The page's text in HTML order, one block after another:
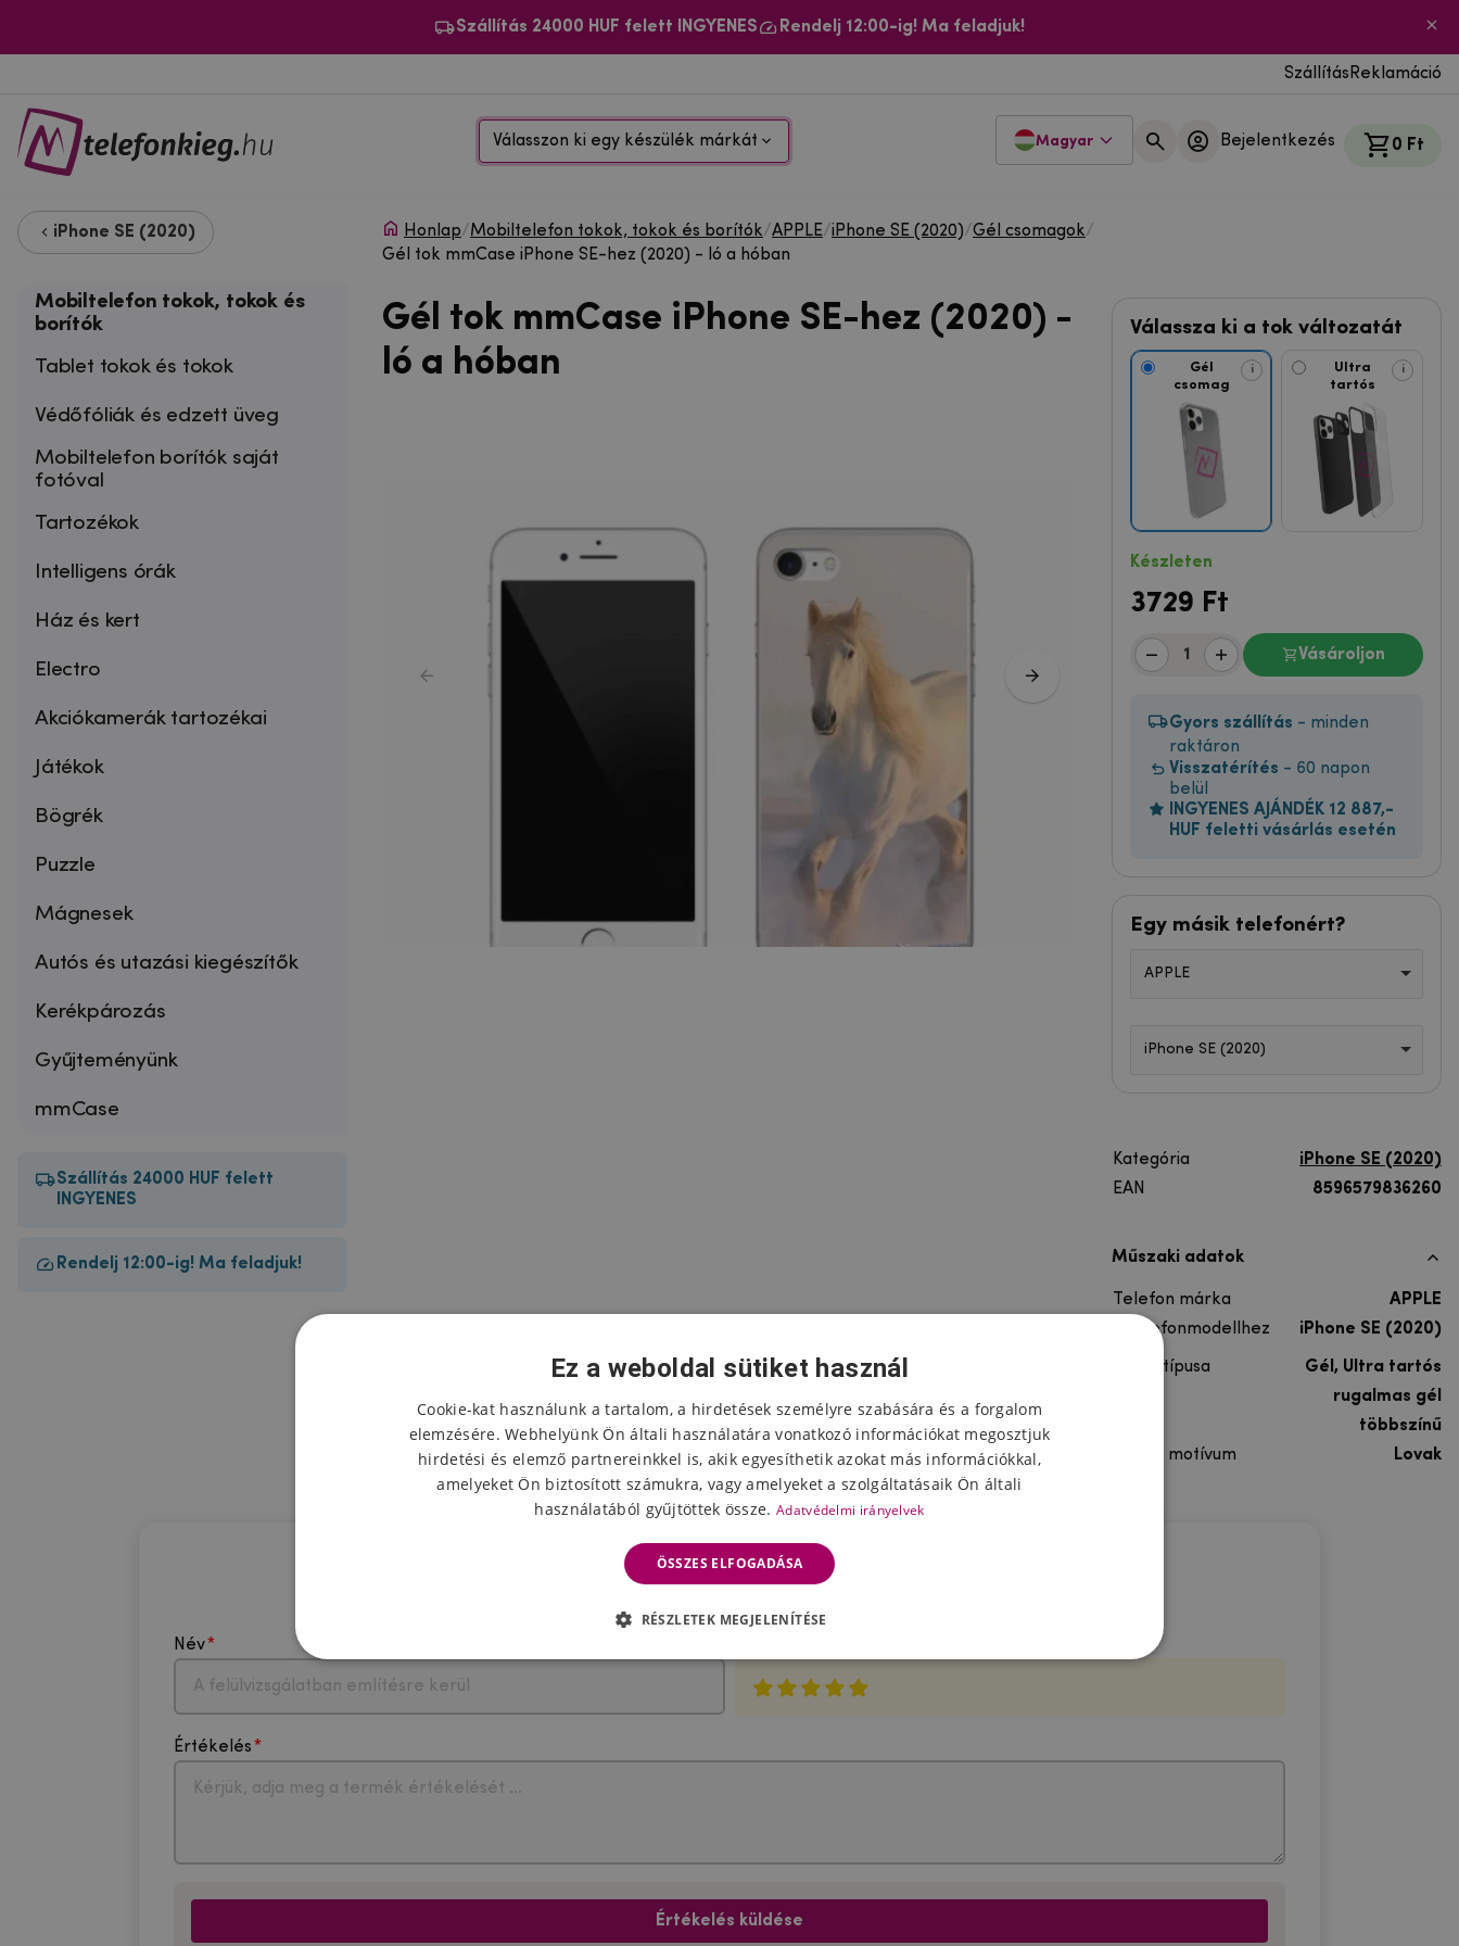
Szállítás 24000 HUF felett INGYENES Rendelj 12:00-ig! Ma feladjuk!
Szállítás Reklamáció
Válasszon ki egy készülék márkát Magyar Bejelentkezés 0 Ft
iPhone SE (2020)
Mobiltelefon tokok, tokok és
borítók
Tablet tokok és tokok
Védőfóliák és edzett üveg
Mobiltelefon borítók saját
fotóval
Tartozékok
Intelligens órák
Ház és kert
Electro
Akciókamerák tartozékai
Játékok
Bögrék
Puzzle
Mágnesek
Autós és utazási kiegészítők
Kerékpározás
Gyűjteményünk
mmCase
Szállítás 24000 HUF felett
INGYENES
Rendelj 12:00-ig! Ma feladjuk!
Honlap/Mobiltelefon tokok, tokok és borítók/APPLE/iPhone SE (2020)/Gél csomagok/
Gél tok mmCase iPhone SE-hez (2020) - ló a hóban
Gél tok mmCase iPhone SE-hez (2020) -
ló a hóban
Válassza ki a tok változatát
Gél
csomag
i
Ultra
tartós
i
Készleten
3729 Ft
Vásároljon
Gyors szállítás - minden
raktáron
Visszatérítés - 60 napon
belül
INGYENES AJÁNDÉK 12 887,-
HUF feletti vásárlás esetén
Egy másik telefonért?
APPLE
iPhone SE (2020)
Kategória
iPhone SE (2020)
EAN
8596579836260
Műszaki adatok
Telefon márka
APPLE
A telefonmodellhez
iPhone SE (2020)
Lakás típusa
Gél, Ultra tartós
rugalmas gél
többszínű
Színes motívum
Lovak
A termék értékelése
Név
Értékelés
Értékelés küldése
Ez a weboldal sütiket használ
Cookie-kat használunk a tartalom, a hirdetések személyre szabására és a forgalom
elemzésére. Webhelyünk Ön általi használatára vonatkozó információkat megosztjuk
hirdetési és elemző partnereinkkel is, akik egyesíthetik azokat más információkkal,
amelyeket Ön biztosított számukra, vagy amelyeket a szolgáltatásaik Ön általi
használatából gyűjtöttek össze. Adatvédelmi irányelvek
ÖSSZES ELFOGADÁSA
RÉSZLETEK MEGJELENÍTÉSE